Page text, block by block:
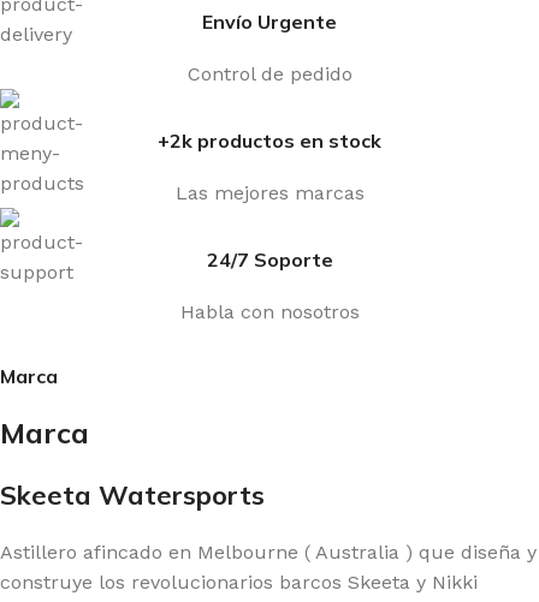
Envío Urgente
Control de pedido
+2k productos en stock
Las mejores marcas
24/7 Soporte
Habla con nosotros
Marca
Marca
Skeeta Watersports
Astillero afincado en Melbourne ( Australia ) que diseña y
construye los revolucionarios barcos Skeeta y Nikki